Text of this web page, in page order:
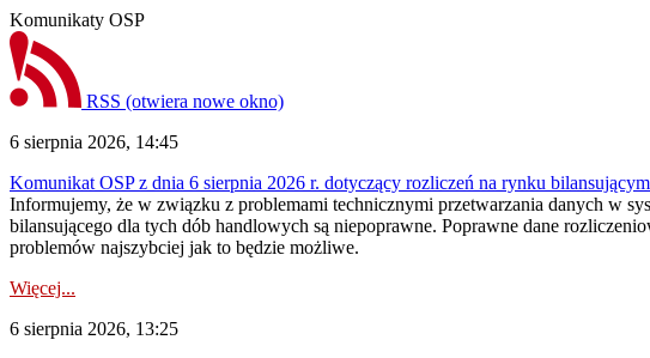
Komunikaty OSP
RSS (otwiera nowe okno)
6 sierpnia 2026, 14:45
Komunikat OSP z dnia 6 sierpnia 2026 r. dotyczący rozliczeń na rynku
Informujemy, że w związku z problemami technicznymi przetwarzania danych w
bilansującego dla tych dób handlowych są niepoprawne. Poprawne dane
problemów najszybciej jak to będzie możliwe.
Więcej...
6 sierpnia 2026, 13:25